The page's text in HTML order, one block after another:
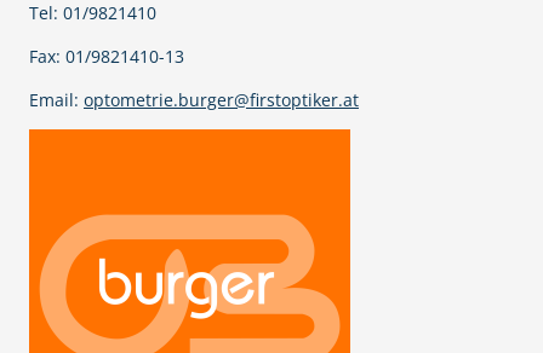
Tel: 01/9821410
Fax: 01/9821410-13
Email: optometrie.burger@firstoptiker.at